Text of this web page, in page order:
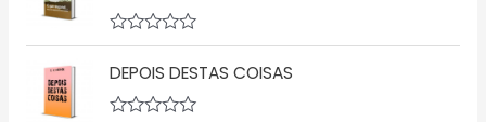
d
e
5
a
ç
ã
o
0
d
e
A
a
i
DEPOIS DESTAS COISAS